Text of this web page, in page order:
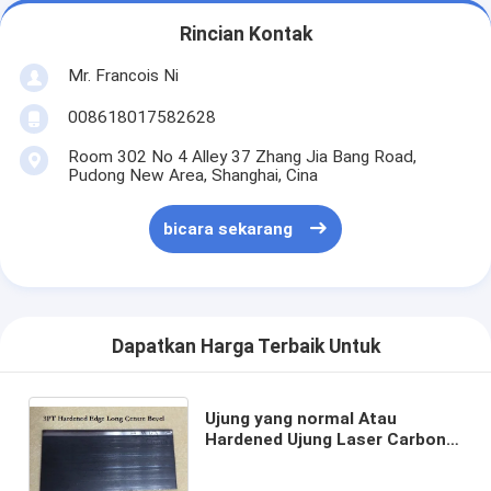
mesin laminating industri
Buku membuat mesin
Mesin Kemasan otomatis
Otomatis Mesin Percetakan
Pra Tekan Peralatan
Perlengkapan lainnya
Mesin laser menandai
Rincian Kontak
Mr. Francois Ni
008618017582628
Room 302 No 4 Alley 37 Zhang Jia Bang Road,
Pudong New Area, Shanghai, Cina
bicara sekarang
Dapatkan Harga Terbaik Untuk
Ujung yang normal Atau
Hardened Ujung Laser Carbon